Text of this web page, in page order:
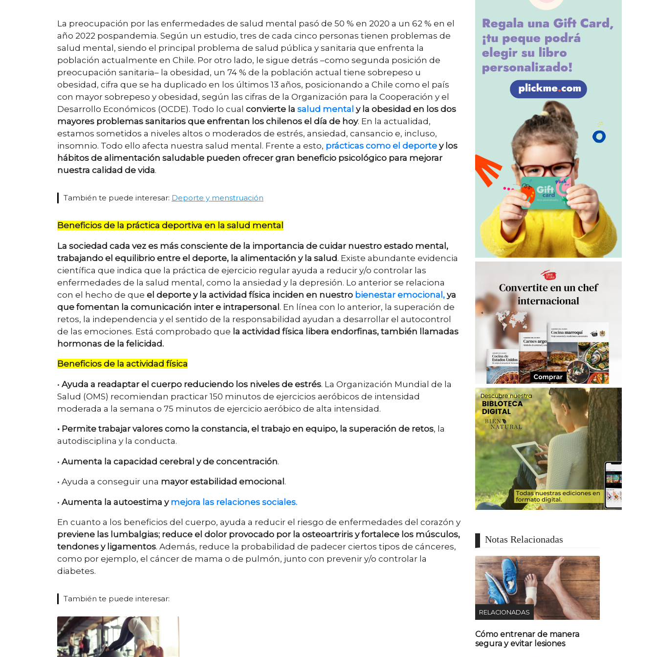
La preocupación por las enfermedades de salud mental pasó de 50 % en 2020 a un 62 % en el
año 2022 pospandemia. Según un estudio, tres de cada cinco personas tienen problemas de
salud mental, siendo el principal problema de salud pública y sanitaria que enfrenta la
población actualmente en Chile. Por otro lado, le sigue detrás –como segunda posición de
preocupación sanitaria– la obesidad, un 74 % de la población actual tiene sobrepeso u
obesidad, cifra que se ha duplicado en los últimos 13 años, posicionando a Chile como el país
con mayor sobrepeso y obesidad, según las cifras de la Organización para la Cooperación y el
Desarrollo Económicos (OCDE). Todo lo cual convierte la salud mental y la obesidad en los dos
mayores problemas sanitarios que enfrentan los chilenos el día de hoy. En la actualidad,
estamos sometidos a niveles altos o moderados de estrés, ansiedad, cansancio e, incluso,
insomnio. Todo ello afecta nuestra salud mental. Frente a esto, prácticas como el deporte y los
hábitos de alimentación saludable pueden ofrecer gran beneficio psicológico para mejorar
nuestra calidad de vida.
También te puede interesar: Deporte y menstruación
Beneficios de la práctica deportiva en la salud mental
La sociedad cada vez es más consciente de la importancia de cuidar nuestro estado mental,
trabajando el equilibrio entre el deporte, la alimentación y la salud. Existe abundante evidencia
científica que indica que la práctica de ejercicio regular ayuda a reducir y/o controlar las
enfermedades de la salud mental, como la ansiedad y la depresión. Lo anterior se relaciona
con el hecho de que el deporte y la actividad física inciden en nuestro bienestar emocional, ya
que fomentan la comunicación inter e intrapersonal. En línea con lo anterior, la superación de
retos, la independencia y el sentido de la responsabilidad ayudan a desarrollar el autocontrol
de las emociones. Está comprobado que la actividad física libera endorfinas, también llamadas
hormonas de la felicidad.
Beneficios de la actividad física
• Ayuda a readaptar el cuerpo reduciendo los niveles de estrés. La Organización Mundial de la
Salud (OMS) recomiendan practicar 150 minutos de ejercicios aeróbicos de intensidad
moderada a la semana o 75 minutos de ejercicio aeróbico de alta intensidad.
• Permite trabajar valores como la constancia, el trabajo en equipo, la superación de retos, la
autodisciplina y la conducta.
• Aumenta la capacidad cerebral y de concentración.
• Ayuda a conseguir una mayor estabilidad emocional .
• Aumenta la autoestima y mejora las relaciones sociales.
En cuanto a los beneficios del cuerpo, ayuda a reducir el riesgo de enfermedades del corazón y
previene las lumbalgias; reduce el dolor provocado por la osteoartriris y fortalece los músculos,
tendones y ligamentos. Además, reduce la probabilidad de padecer ciertos tipos de cánceres,
como por ejemplo, el cáncer de mama o de pulmón, junto con prevenir y/o controlar la
diabetes.
También te puede interesar:
Notas Relacionadas
RELACIONADAS
Cómo entrenar de manera
segura y evitar lesiones